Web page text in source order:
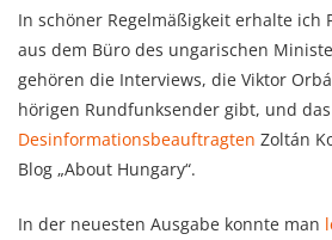
In schöner Regelmäßigkeit erhalte ich
aus dem Büro des ungarischen
gehören die Interviews, die Viktor
hörigen Rundfunksender gibt, und
Desinformationsbeauftragten Zoltán
Blog „About Hungary“.
In der neuesten Ausgabe konnte man